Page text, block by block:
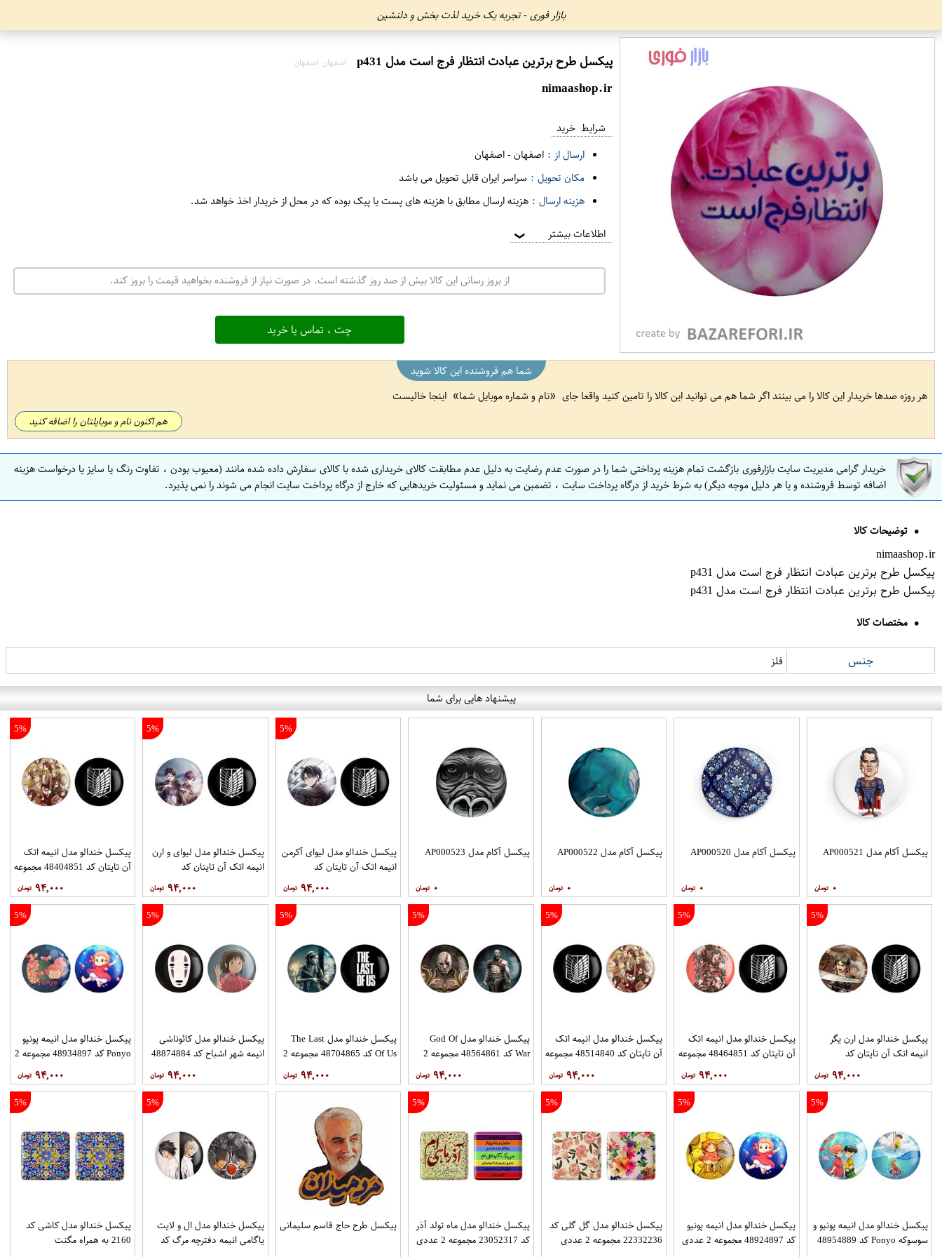
بازار فوری - تجربه یک خرید لذت بخش و دلنشین
پیکسل طرح برترین عبادت انتظار فرج است مدل p431 اصفهان اصفهان
nimaashop.ir
شرایط خرید
ارسال از : اصفهان-اصفهان
مکان تحویل : سراسر ایران قابل تحویل می باشد
هزینه ارسال : هزینه ارسال مطابق با هزینه های پست یا پیک بوده که در محل از خریدار اخذ خواهد شد.
اطلاعات بیشتر ❯
از بروز رسانی این کالا بیش از صد روز گذشته است. در صورت نیاز از فروشنده بخواهید قیمت را بروز کند.
چت ، تماس یا خرید
شما هم فروشنده این کالا شوید
هر روزه صدها خریدار این کالا را می بینند اگر شما هم می توانید این کالا را تامین کنید واقعا جای
نام و شماره موبایل شما اینجا خالیست
هم اکنون نام و موبایلتان را اضافه کنید
خریدار گرامی مدیریت سایت بازارفوری بازگشت تمام هزینه پرداختی شما را در صورت عدم رضایت به دلیل عدم مطابقت کالای خریداری شده با کالای سفارش داده شده مانند (معیوب بودن ، تفاوت رنگ یا سایز یا درخواست هزینه
اضافه توسط فروشنده و یا هر دلیل موجه دیگر) به شرط خرید از درگاه پرداخت سایت ، تضمین می نماید و مسئولیت خریدهایی که خارج از درگاه پرداخت سایت انجام می شوند را نمی پذیرد.
توضیحات کالا
nimaashop.ir
پیکسل طرح برترین عبادت انتظار فرج است مدل p431
پیکسل طرح برترین عبادت انتظار فرج است مدل p431
مختصات کالا
جنس فلز
پیشنهاد هایی برای شما
پیکسل آکام مدل AP000521
۰
پیکسل آکام مدل AP000520
۰
پیکسل آکام مدل AP000522
۰
پیکسل آکام مدل AP000523
۰
5%
پیکسل خندالو مدل لیوای آکرمن
انیمه اتک آن تایتان کد
۹۴,۰۰۰
5%
پیکسل خندالو مدل لیوای و ارن
انیمه اتک آن تایتان کد
۹۴,۰۰۰
5%
پیکسل خندالو مدل انیمه اتک
آن تایتان کد 48404851 مجموعه
۹۴,۰۰۰
5%
پیکسل خندالو مدل ارن یگر
انیمه اتک آن تایتان کد
۹۴,۰۰۰
5%
پیکسل خندالو مدل انیمه اتک
آن تایتان کد 48464851 مجموعه
۹۴,۰۰۰
5%
پیکسل خندالو مدل انیمه اتک
آن تایتان کد 48514840 مجموعه
۹۴,۰۰۰
5%
پیکسل خندالو مدل God Of
War کد 48564861 مجموعه 2
۹۴,۰۰۰
5%
پیکسل خندالو مدل The Last
Of Us کد 48704865 مجموعه 2
۹۴,۰۰۰
5%
پیکسل خندالو مدل کائوناشی
انیمه شهر اشباح کد 48874884
۹۴,۰۰۰
5%
پیکسل خندالو مدل انیمه پونیو
Ponyo کد 48934897 مجموعه 2
۹۴,۰۰۰
5%
پیکسل خندالو مدل انیمه پونیو و
سوسوکه Ponyo کد 48954889
5%
پیکسل خندالو مدل انیمه پونیو
کد 48924897 مجموعه 2 عددی
5%
پیکسل خندالو مدل گل گلی کد
22332236 مجموعه 2 عددی
5%
پیکسل خندالو مدل ماه تولد آذر
کد 23052317 مجموعه 2 عددی
پیکسل طرح حاج قاسم سلیمانی
5%
پیکسل خندالو مدل ال و لایت
یاگامی انیمه دفترچه مرگ کد
5%
پیکسل خندالو مدل کاشی کد
2160 به همراه مگنت